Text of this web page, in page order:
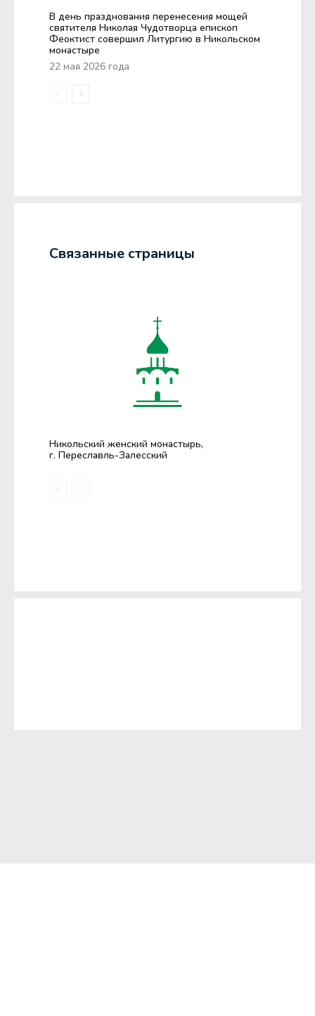
В день празднования перенесения мощей
святителя Николая Чудотворца епископ
Феоктист совершил Литургию в Никольском
монастыре
22 мая 2026 года
Связанные страницы
Никольский женский монастырь,
г. Переславль-Залесский